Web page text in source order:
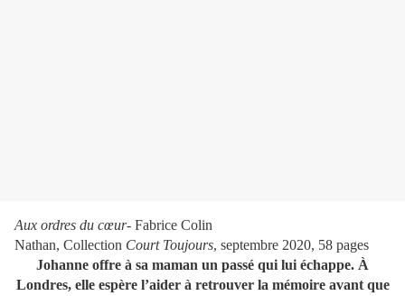
Aux ordres du cœur- Fabrice Colin
Nathan, Collection Court Toujours, septembre 2020, 58 pages
Johanne offre à sa maman un passé qui lui échappe. À
Londres, elle espère l’aider à retrouver la mémoire avant que